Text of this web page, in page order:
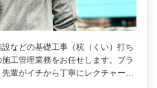
などの基礎工事（杭（くい）打ち
工管理業務をお任せします。ブラ
輩がイチから丁寧にレクチャー…